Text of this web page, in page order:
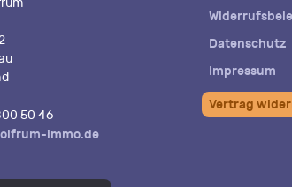
50 46
immo.de
Datenschutz
Impressum
Vertrag